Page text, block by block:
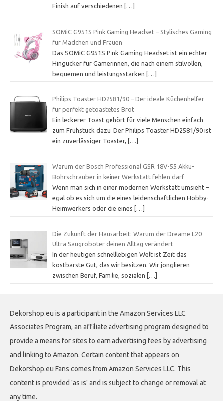
Finish auf verschiedenen
[…]
SOMiC G951S Pink Gaming Headset – Stylisches Gaming
für Mädchen und Frauen
Das SOMiC G951S Pink Gaming Headset ist ein echter
Hingucker für Gamerinnen, die nach einem stilvollen,
bequemen und leistungsstarken […]
Philips Toaster HD2581/90 – Der ideale Küchenhelfer
für perfekt getoastetes Brot
Ein leckerer Toast gehört für viele Menschen einfach
zum Frühstück dazu. Der Philips Toaster HD2581/90 ist
ein zuverlässiger Toaster,
[…]
Warum der Bosch Professional GSR 18V-55 Akku-
Bohrschrauber in keiner Werkstatt fehlen darf
Wenn man sich in einer modernen Werkstatt umsieht –
egal ob es sich um die eines leidenschaftlichen Hobby-
Heimwerkers oder die eines […]
Die Zukunft der Hausarbeit: Warum der Dreame L20
Ultra Saugroboter deinen Alltag verändert
In der heutigen schnelllebigen Welt ist Zeit das
kostbarste Gut, das wir besitzen. Wir jonglieren
zwischen Beruf, Familie, sozialen
[…]
Dekorshop.eu is a participant in the Amazon Services LLC
Associates Program, an affiliate advertising program designed to
provide a means for sites to earn advertising fees by advertising
and linking to Amazon. Certain content that appears on
Dekorshop.eu Fans comes from Amazon Services LLC. This
content is provided 'as is' and is subject to change or removal at
any time.